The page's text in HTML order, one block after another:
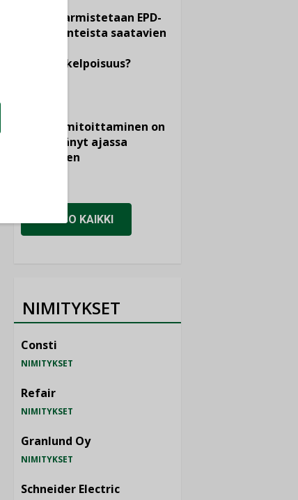
Miten varmistetaan EPD-
dokumenteista saatavien
vertailukelpoisuus?
viemärimitoittaminen on
jämähtänyt ajassa
paikalleen
KATSO KAIKKI
NIMITYKSET
Consti
NIMITYKSET
Refair
NIMITYKSET
Granlund Oy
NIMITYKSET
Schneider Electric